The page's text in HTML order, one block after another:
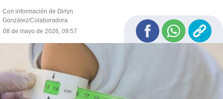
Con información de Dirlyn
González/Colaboradora
08 de mayo de 2026, 09:57